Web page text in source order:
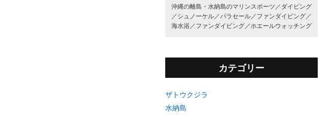
沖縄の離島・水納島のマリンスポーツ／ ダイビング
／ シュノーケル／ パラセール／ ファンダイビング／
海水浴／ ファンダイビング／ ホエールウォッチング
カテゴリー
ザトウクジラ
水納島